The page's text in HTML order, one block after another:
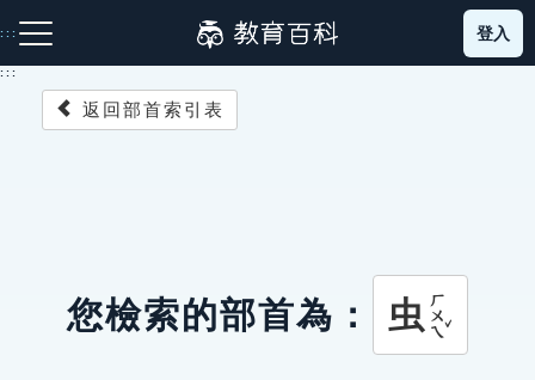
到
主
::: 登入
:::
返回部首索引表
您檢索的部首為： 虫 ㄏㄨㄟˇ